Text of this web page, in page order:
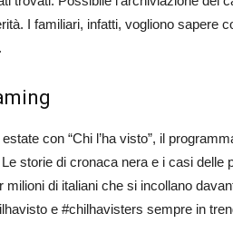
I familiari, infatti, vogliono sapere
con “Chi l’ha visto”, il
storie di cronaca nera e i casi delle
di italiani che si incollano
e #chilhavisters sempre in